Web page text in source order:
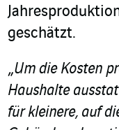
geschätzt.
„Um die Kosten
Haushalte
für kleinere, auf